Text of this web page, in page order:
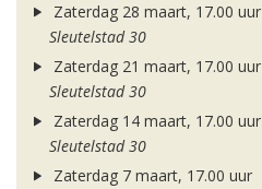
Zaterdag 28 maart, 17.00 uur
Sleutelstad 30
Zaterdag 21 maart, 17.00 uur
Sleutelstad 30
Zaterdag 14 maart, 17.00 uur
Sleutelstad 30
Zaterdag 7 maart, 17.00 uur